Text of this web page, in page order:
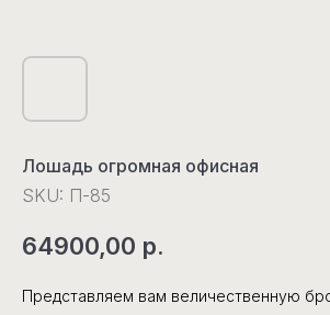
Лошадь огромная офисная
SKU: П-85
64900,00 р.
Представляем вам величественную